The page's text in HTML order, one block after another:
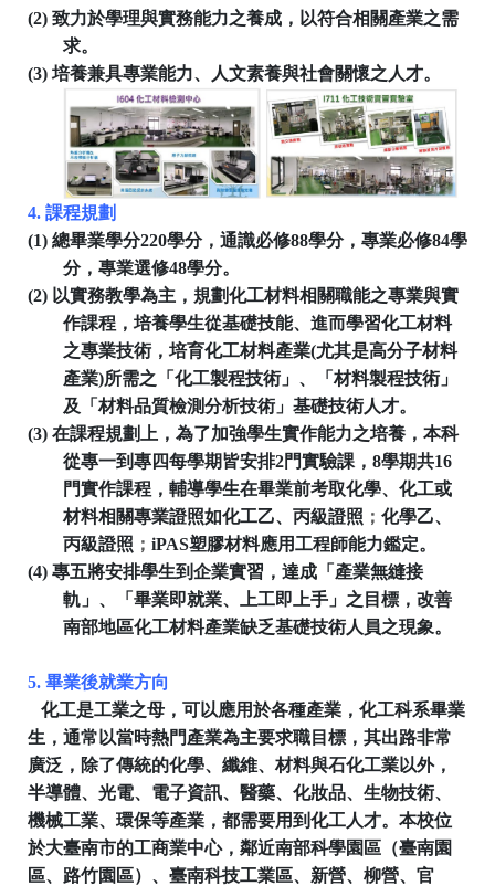
(2) 致力於學理與實務能力之養成，以符合相關產業之需
求。
(3) 培養兼具專業能力、人文素養與社會關懷之人才。
4. 課程規劃
(1) 總畢業學分220學分，通識必修88學分，專業必修84學
分，專業選修48學分。
(2) 以實務教學為主，規劃化工材料相關職能之專業與實
作課程，培養學生從基礎技能、進而學習化工材料
之專業技術，培育化工材料產業(尤其是高分子材料
產業)所需之「化工製程技術」、「材料製程技術」
及「材料品質檢測分析技術」基礎技術人才。
(3) 在課程規劃上，為了加強學生實作能力之培養，本科
從專一到專四每學期皆安排2門實驗課， 8學期共16
門實作課程，輔導學生在畢業前考取化學、化工或
材料相關專業證照如化工乙、丙級證照 ； 化學乙、
丙級證照 ； iPAS塑膠材料應用工程師能力鑑定。
(4) 專五將安排學生到企業實習，達成「產業無縫接
軌」、「畢業即就業、上工即上手」之目標，改善
南部地區化工材料產業缺乏基礎技術人員之現象。
5. 畢業後就業方向
化工是工業之母，可以應用於各種產業，化工科系畢業
生，通常以當時熱門產業為主要求職目標，其出路非常
廣泛，除了傳統的化學、纖維、材料與石化工業以外，
半導體、光電、電子資訊、醫藥、化妝品、生物技術、
機械工業、環保等產業，都需要用到化工人才。本校位
於大臺南市的工商業中心，鄰近南部科學園區（臺南園
區、路竹園區）、臺南科技工業區、新營、柳營、官